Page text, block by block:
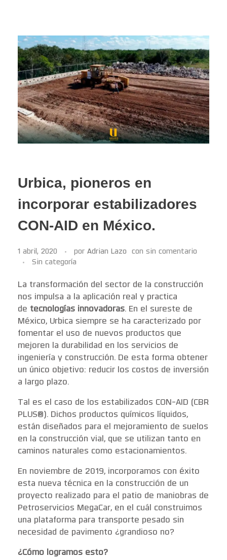
Urbica, pioneros en
incorporar estabilizadores
CON-AID en México.
1 abril, 2020 por Adrian Lazo con sin comentario
Sin categoría
La transformación del sector de la construcción
nos impulsa a la aplicación real y practica
de tecnologías innovadoras. En el sureste de
México, Urbica siempre se ha caracterizado por
fomentar el uso de nuevos productos que
mejoren la durabilidad en los servicios de
ingeniería y construcción. De esta forma obtener
un único objetivo: reducir los costos de inversión
a largo plazo.
Tal es el caso de los estabilizados CON-AID (CBR
PLUS®). Dichos productos químicos líquidos,
están diseñados para el mejoramiento de suelos
en la construcción vial, que se utilizan tanto en
caminos naturales como estacionamientos.
En noviembre de 2019, incorporamos con éxito
esta nueva técnica en la construcción de un
proyecto realizado para el patio de maniobras de
Petroservicios MegaCar, en el cuál construimos
una plataforma para transporte pesado sin
necesidad de pavimento ¿grandioso no?
¿Cómo logramos esto?